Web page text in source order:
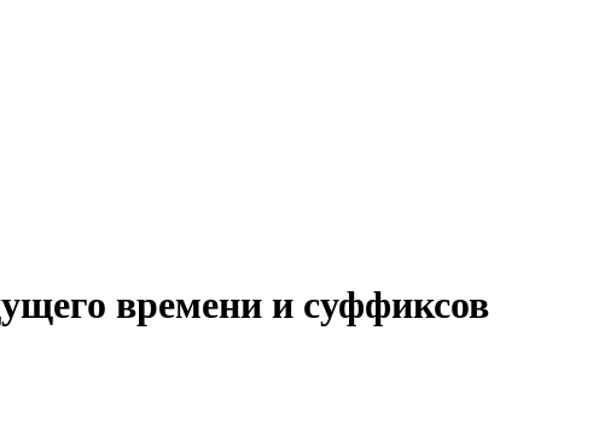
времени и суффиксов